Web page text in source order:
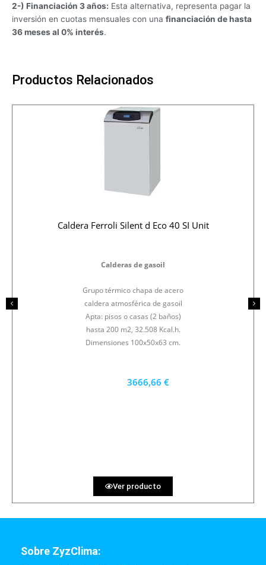
2-) Financiación 3 años: Esta alternativa, representa pagar la
inversión en cuotas mensuales con una financiación de hasta
36 meses al 0% interés.
Productos Relacionados
Caldera Ferroli Silent d Eco 40 SI Unit
Calderas de gasoil
Grupo térmico chapa de acero
caldera atmosférica de gasoil
Apta: pisos o casas (2 baños)
hasta 200 m2, 32.508 Kcal.h.
Dimensiones 100x50x63 cm.
3666,66 €
Ver producto
Sobre ZyzClima: